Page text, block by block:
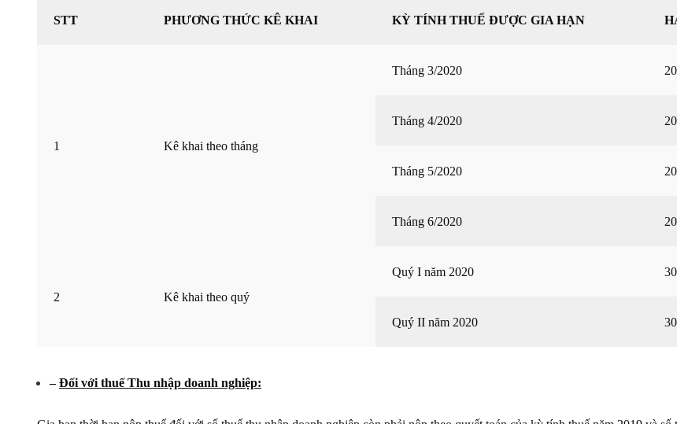
STT PHƯƠNG THỨC KÊ KHAI KỲ TÍNH THUẾ ĐƯỢC GIA HẠN
1 Kê khai theo tháng
Tháng 3/2020
Tháng 4/2020
Tháng 5/2020
Tháng 6/2020
2 Kê khai theo quý
Quý I năm 2020
Quý II năm 2020
–Đối với thuế Thu nhập doanh nghiệp: